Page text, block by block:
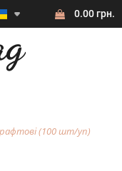
0.00 грн.
(100 шт/уп)